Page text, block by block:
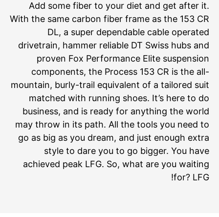
Add some fiber to your diet and get after it.
With the same carbon fiber frame as the 153 CR
DL, a super dependable cable operated
drivetrain, hammer reliable DT Swiss hubs and
proven Fox Performance Elite suspension
components, the Process 153 CR is the all-
mountain, burly-trail equivalent of a tailored suit
matched with running shoes. It’s here to do
business, and is ready for anything the world
may throw in its path. All the tools you need to
go as big as you dream, and just enough extra
style to dare you to go bigger. You have
achieved peak LFG. So, what are you waiting
for? LFG!